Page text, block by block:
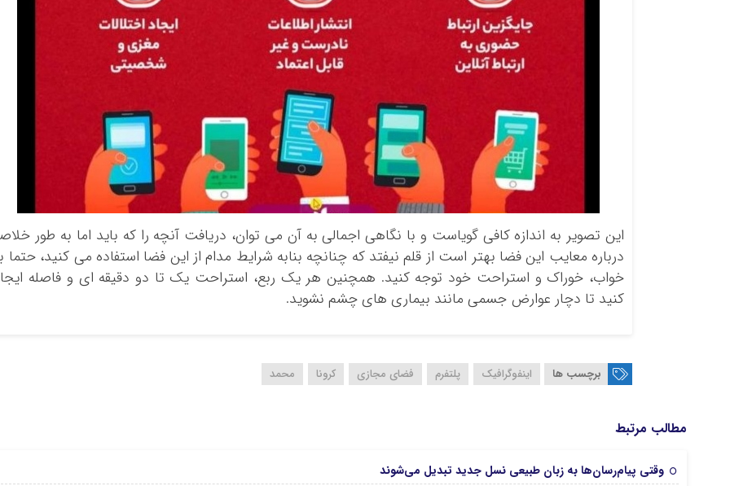
این تصویر به اندازه کافی گویاست و با نگاهی اجمالی به آن می توان، دریافت آنچه را که باید اما به طور
درباره معایب این فضا بهتر است از قلم نیفتد که چنانچه بنابه شرایط مدام از این فضا استفاده می کنید، حتما
خواب، خوراک و استراحت خود توجه کنید. همچنین هر یک ربع، استراحت یک تا دو دقیقه ای و فاصله
کنید تا دچار عوارض جسمی مانند بیماری های چشم نشوید.
برچسب ها اینفوگرافیک پلتفرم فضای مجازی کرونا محمد
مطالب مرتبط
وقتی پیام‌رسان‌ها به زبان طبیعی نسل جدید تبدیل می‌شوند